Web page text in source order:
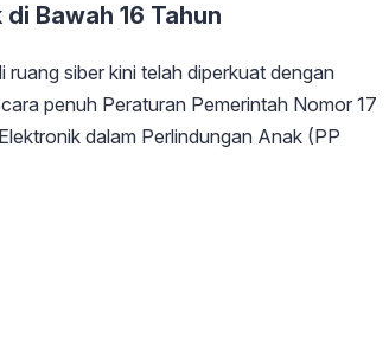
Bawah 16 Tahun
siber kini telah diperkuat dengan
penuh Peraturan Pemerintah Nomor 17
dalam Perlindungan Anak (PP